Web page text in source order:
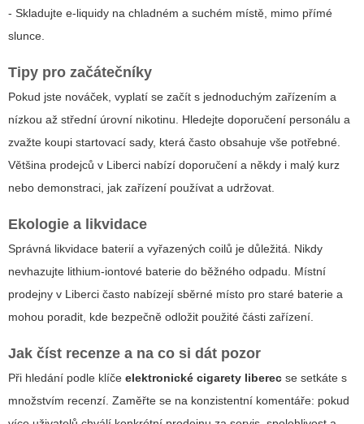
- Skladujte e-liquidy na chladném a suchém místě, mimo přímé
slunce.
Tipy pro začátečníky
Pokud jste nováček, vyplatí se začít s jednoduchým zařízením a
nízkou až střední úrovní nikotinu. Hledejte doporučení personálu a
zvažte koupi startovací sady, která často obsahuje vše potřebné.
Většina prodejců v Liberci nabízí doporučení a někdy i malý kurz
nebo demonstraci, jak zařízení používat a udržovat.
Ekologie a likvidace
Správná likvidace baterií a vyřazených coilů je důležitá. Nikdy
nevhazujte lithium-iontové baterie do běžného odpadu. Místní
prodejny v Liberci často nabízejí sběrné místo pro staré baterie a
mohou poradit, kde bezpečně odložit použité části zařízení.
Jak číst recenze a na co si dát pozor
Při hledání podle klíče elektronické cigarety liberec se setkáte s
množstvím recenzí. Zaměřte se na konzistentní komentáře: pokud